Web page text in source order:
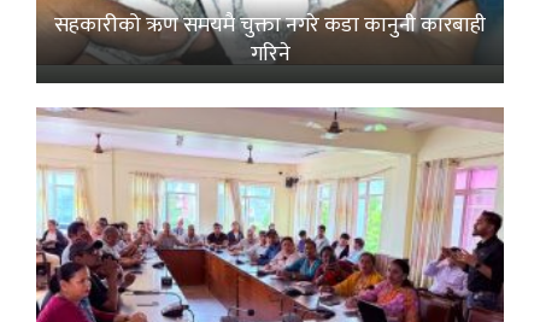
सहकारीको ऋण समयमै चुक्ता नगरे कडा कानुनी कारबाही
गरिने